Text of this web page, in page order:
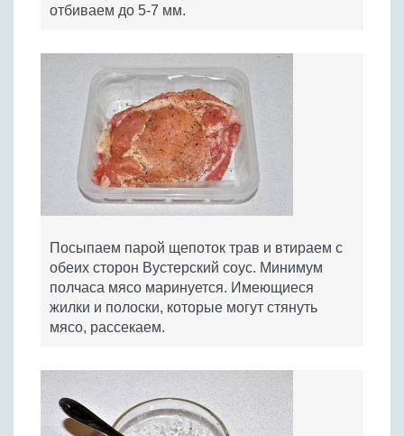
отбиваем до 5-7 мм.
Посыпаем парой щепоток трав и втираем с
обеих сторон Вустерский соус. Минимум
полчаса мясо маринуется. Имеющиеся
жилки и полоски, которые могут стянуть
мясо, рассекаем.